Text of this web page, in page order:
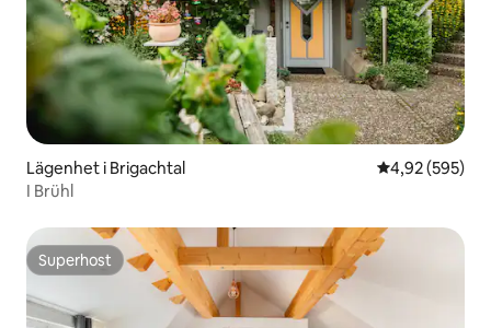
Lägenhet i Brigachtal 4,92 av 5 i
4,92 (595)
I Brühl
Superhost
Superhost